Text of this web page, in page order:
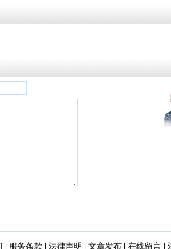
服务条款 法律声明 文章发布| 在线留言|